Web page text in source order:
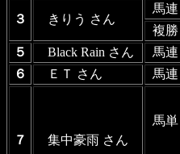
３ きりう さん
馬連
複勝
５
Black Rain さん 馬連
６
ＥＴ さん 馬連
７ 集中豪雨 さん
馬単